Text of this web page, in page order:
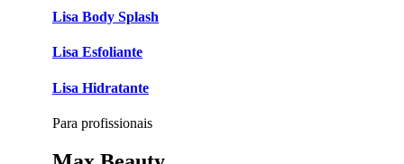
Lisa Body Splash
Lisa Esfoliante
Lisa Hidratante
Para profissionais